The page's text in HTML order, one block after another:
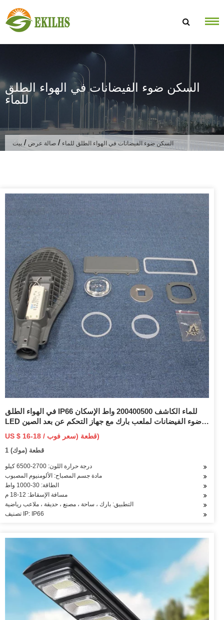
السكن ضوء الفيضانات في الهواء الطلق
للماء
بيت / صالة عرض / السكن ضوء الفيضانات في الهواء الطلق للماء
في الهواء الطلق IP66 للماء الكاشف 200400500 واط الإسكان
LED ضوء الفيضانات لملعب بارك مع جهاز التحكم عن بعد الصين
الصانع الإضاءة
US $ 16-18 / قطعة (سعر فوب)
1 قطعة (موك)
درجة حرارة اللون: 2700-6500 كيلو
مادة جسم المصباح: الألومنيوم المصبوب
الطاقة: 30-1000 واط
مسافة الإسقاط: 12-18 م
التطبيق: بارك ، ساحة ، مصنع ، حديقة ، ملاعب رياضية
تصنيف IP: IP66